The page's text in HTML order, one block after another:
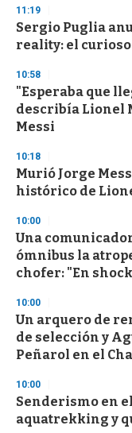
s
e
c
o
d
s
11:19
Sergio Puglia
reality: el
10:58
"Esperaba que
describía Lionel
Messi
10:18
Murió Jorge
histórico de
10:00
Una
ómnibus la
chofer: "En
10:00
Un arquero de
de selección y
Peñarol en el
10:00
Senderismo en
aquatrekking y